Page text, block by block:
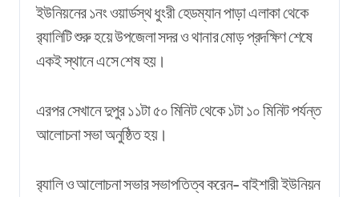
ইউনিয়নের১নংওয়ার্ডস্থধুংরীহেডম্যানপাড়াএলাকাথেকে
র‍্যালিটি শুরু হয়ে উপজেলা সদর ও থানার মোড় প্রদক্ষিণ শেষে
একই স্থানে এসে শেষ হয়।
এরপর সেখানে দুপুর ১১টা ৫০ মিনিট থেকে ১টা ১০ মিনিট পর্যন্ত
আলোচনা সভা অনুষ্ঠিত হয়।
র‍্যালি ও আলোচনাসভারসভাপতিত্ব করেন- বাইশারী ইউনিয়ন